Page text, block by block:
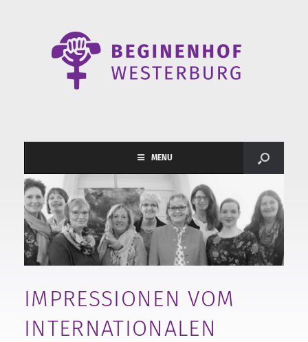
MENU
IMPRESSIONEN VOM
INTERNATIONALEN